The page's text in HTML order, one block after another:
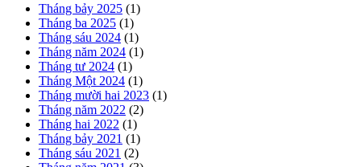
Tháng bảy 2025 (1)
Tháng ba 2025 (1)
Tháng sáu 2024 (1)
Tháng năm 2024 (1)
Tháng tư 2024 (1)
Tháng Một 2024 (1)
Tháng mười hai 2023 (1)
Tháng năm 2022 (2)
Tháng hai 2022 (1)
Tháng bảy 2021 (1)
Tháng sáu 2021 (2)